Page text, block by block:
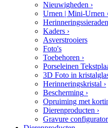
Nieuwigheden ›
Urnen | Mini-Urnen
Herinneringssieraden
Kaders ›
Asverstrooiers
Foto's
Toebehoren ›
Porseleinen
3D Foto in
Herinneringskristal ›
Bescherming ›
Opruiming met
Dierenproducten ›
Gravure configurator